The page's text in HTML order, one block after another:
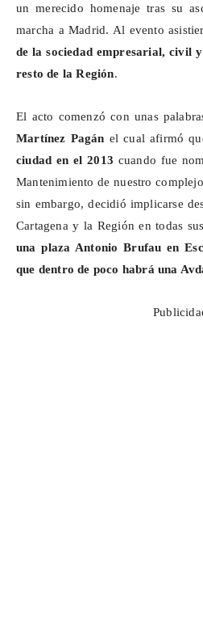
un merecido homenaje tras su
marcha a Madrid. Al evento
de la sociedad empresarial, civil
resto de la Región.
El acto comenzó con unas
Martínez Pagán el cual afirmó
ciudad en el 2013 cuando fue
Mantenimiento de nuestro
sin embargo, decidió implicarse
Cartagena y la Región en todas
una plaza AntonioBrufau en
que dentro de poco habrá una